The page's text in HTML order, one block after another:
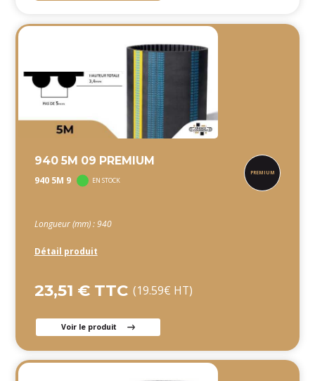
940 5M 09 PREMIUM
940 5M 9 EN STOCK
Longueur (mm) : 940
Détail produit
23,51 € TTC (19.59€ HT)
Voir le produit